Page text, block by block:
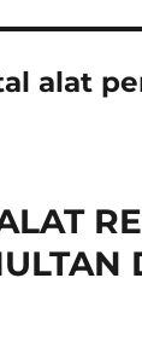
alat